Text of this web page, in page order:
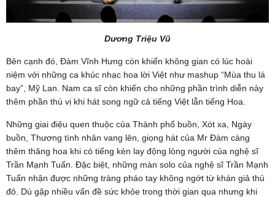
Dương Triệu Vũ
Bên cạnh đó, Đàm Vĩnh Hưng còn khiến không gian có lúc hoài
niệm với những ca khúc nhạc hoa lời Việt như mashup “Mùa thu lá
bay”, Mỹ Lan. Nam ca sĩ còn khiến cho những phần trình diễn này
thêm phần thú vị khi hát song ngữ cả tiếng Việt lẫn tiếng Hoa.
Những giai điệu quen thuộc của Thành phố buồn, Xót xa, Ngày
buồn, Thương tình nhân vang lên, giọng hát của Mr Đàm càng
thêm thăng hoa khi có tiếng kèn lay động lòng người của nghệ sĩ
Trần Mạnh Tuấn. Đặc biệt, những màn solo của nghệ sĩ Trần Mạnh
Tuấn nhận được những tràng pháo tay không ngớt từ khán giả thủ
đô. Dù gặp nhiều vấn đề sức khỏe trong thời gian qua nhưng khi